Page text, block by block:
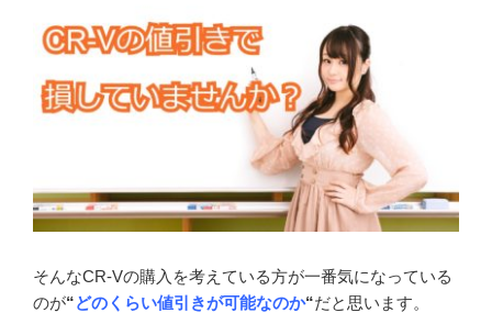
そんなCR-Vの購入を考えている方が一番気になっている
のが“どのくらい値引きが可能なのか“だと思います。